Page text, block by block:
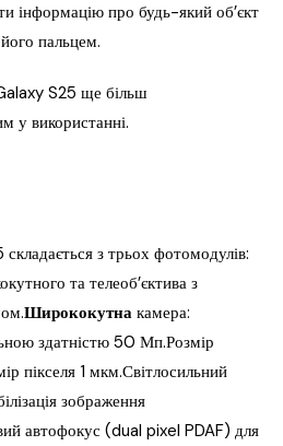
інформацію про будь-який об’єкт
пальцем.
S25 ще більш
у використанні.
з трьох фотомодулів:
та телеоб’єктива з
Ширококутна камера:
здатністю 50 Мп.Розмір
пікселя 1 мкм.Світлосильний
зображення
автофокус (dual pixel PDAF) для